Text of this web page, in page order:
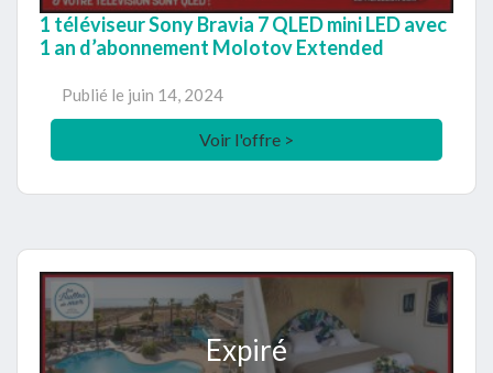
1 téléviseur Sony Bravia 7 QLED mini LED avec
1 an d’abonnement Molotov Extended
Publié le juin 14, 2024
Voir l'offre >
Expiré